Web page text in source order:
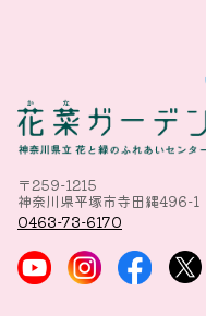
〒259-1215
神奈川県平塚市寺田縄496-1
0463-73-6170